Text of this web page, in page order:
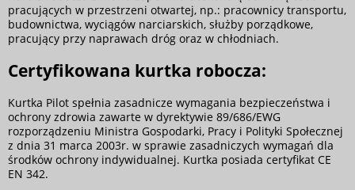
pracujących w przestrzeni otwartej, np.: pracownicy transportu,
budownictwa, wyciągów narciarskich, służby porządkowe,
pracujący przy naprawach dróg oraz w chłodniach.
Certyfikowana kurtka robocza:
Kurtka Pilot spełnia zasadnicze wymagania bezpieczeństwa i
ochrony zdrowia zawarte w dyrektywie 89/686/EWG
rozporządzeniu Ministra Gospodarki, Pracy i Polityki Społecznej
z dnia 31 marca 2003r. w sprawie zasadniczych wymagań dla
środków ochrony indywidualnej. Kurtka posiada certyfikat CE
EN 342.